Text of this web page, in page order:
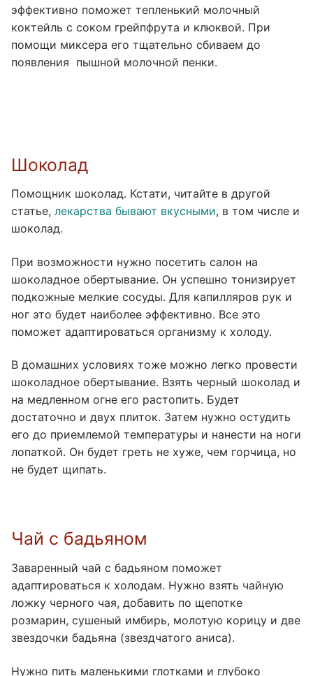
эффективно поможет тепленький молочный
коктейль с соком грейпфрута и клюквой. При
помощи миксера его тщательно сбиваем до
появления пышной молочной пенки.
Шоколад
Помощник шоколад. Кстати, читайте в другой
статье, лекарства бывают вкусными, в том числе и
шоколад.
При возможности нужно посетить салон на
шоколадное обертывание. Он успешно тонизирует
подкожные мелкие сосуды. Для капилляров рук и
ног это будет наиболее эффективно. Все это
поможет адаптироваться организму к холоду.
В домашних условиях тоже можно легко провести
шоколадное обертывание. Взять черный шоколад и
на медленном огне его растопить. Будет
достаточно и двух плиток. Затем нужно остудить
его до приемлемой температуры и нанести на ноги
лопаткой. Он будет греть не хуже, чем горчица, но
не будет щипать.
Чай с бадьяном
Заваренный чай с бадьяном поможет
адаптироваться к холодам. Нужно взять чайную
ложку черного чая, добавить по щепотке
розмарин, сушеный имбирь, молотую корицу и две
звездочки бадьяна (звездчатого аниса).
Нужно пить маленькими глотками и глубоко